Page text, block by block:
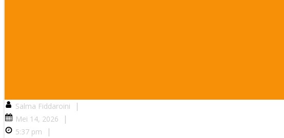
Salma Fiddaroini |
Mei 14, 2026 |
5:37 pm |